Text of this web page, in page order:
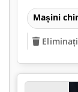
Mașini